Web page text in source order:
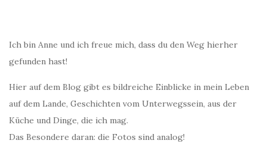
Ich bin Anne und ich freue mich, dass du den Weg hierher
gefunden hast!
Hier auf dem Blog gibt es bildreiche Einblicke in mein Leben
auf dem Lande, Geschichten vom Unterwegssein, aus der
Küche und Dinge, die ich mag.
Das Besondere daran: die Fotos sind analog!